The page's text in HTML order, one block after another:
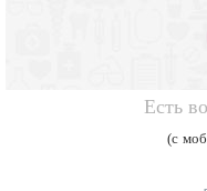
Есть
(с